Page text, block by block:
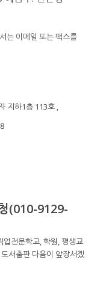
는 이메일 또는 팩스를
지하1층 113호 ,
(010-9129-
전문학교, 학원, 평생교
서출판 다음이 앞장서겠